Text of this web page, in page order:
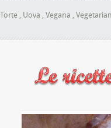
Torte , Uova , Vegana ,
senza